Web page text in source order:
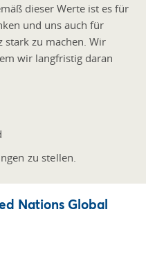
dieser Werte ist es für
und uns auch für
stark zu machen. Wir
wir langfristig daran
zu stellen.
Nations Global